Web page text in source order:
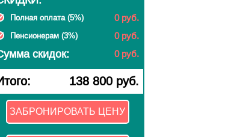
Полная оплата (5%) 0 руб.
Пенсионерам (3%) 0 руб.
скидок: 0 руб.
138 800 руб.
ЗАБРОНИРОВАТЬ ЦЕНУ